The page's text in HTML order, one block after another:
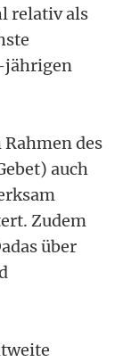
relativ als
jährigen
des
auch
Zudem
über